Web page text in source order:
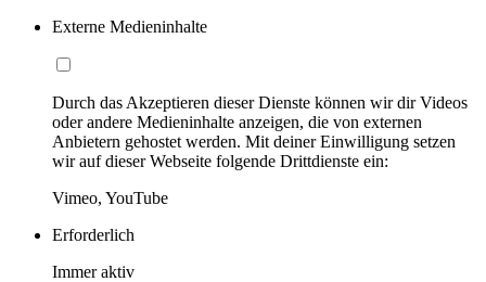
Externe Medieninhalte
Durch das Akzeptieren dieser Dienste können wir dir Videos
oder andere Medieninhalte anzeigen, die von externen
Anbietern gehostet werden. Mit deiner Einwilligung setzen
wir auf dieser Webseite folgende Drittdienste ein:
Vimeo, YouTube
Erforderlich
Immer aktiv